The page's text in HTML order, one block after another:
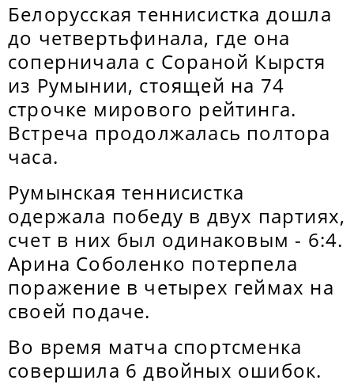
Белорусская теннисистка дошла
до четвертьфинала, где она
соперничала с Сораной Кырстя
из Румынии, стоящей на 74
строчке мирового рейтинга.
Встреча продолжалась полтора
часа.
Румынская теннисистка
одержала победу в двух партиях,
счет в них был одинаковым - 6:4.
Арина Соболенко потерпела
поражение в четырех геймах на
своей подаче.
Во время матча спортсменка
совершила 6 двойных ошибок.